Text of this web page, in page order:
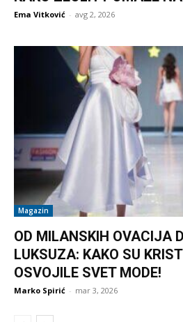
Ema Vitković - avg 2, 2026
Magazin
OD MILANSKIH OVACIJA
LUKSUZA: KAKO SU
OSVOJILE SVET MODE!
Marko Spirić - mar 3, 2026